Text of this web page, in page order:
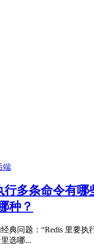
端
行多条命令有哪
种？
典问题：“Redis 里要执
选哪...